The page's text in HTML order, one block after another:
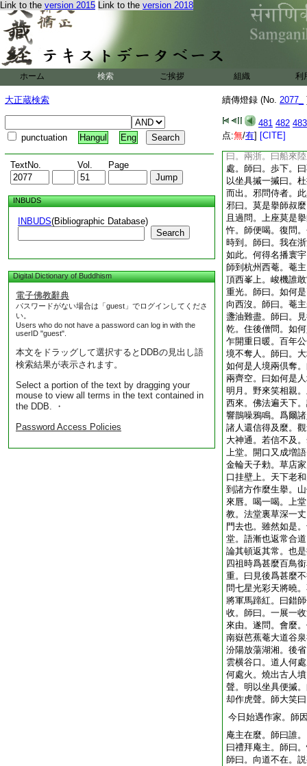
Link to the version 2015 Link to the version 2018
ホーム 検索 ご挨拶 組織 利
大正蔵検索
punctuation Hangul Eng
TextNo. Vol. Page
INBUDS
INBUDS(Bibliographic Database)
Search
Digital Dictionary of Buddhism
電子佛教辭典
パスワードがない場合は「guest」でログインしてくださ
い。
Users who do not have a password can log in with the
userID "guest".
本文をドラッグして選択するとDDBの見出し語
検索結果が表示されます。
Select a portion of the text by dragging your
mouse to view all terms in the text contained in
the DDB. ・
Password Access Policies
續傳燈録 (No. 2077_
481 482 483
点:無/有] [CITE]
群蛇。曰作麼生是
得。黄葉豈能遮。
邊月。潦倒搏桑沒
露作麼生。師曰。
曰那箇且從這箇作
四隣爭得知。曰上
須呈劍。不是詩人
一條紅線兩人牽。
保老兄未徹在。又
人死不知心。曰却
疊翠層。到琅邪覺
曰。兩浙。曰船來
處。師曰。歩下。
以坐具摵一摵曰。
而出。邪問侍者。
邪曰。莫是擧師叔
且過問。上座莫是
忤。師便喝。復問
時到。師曰。我在
如此。何得名播寰
師到杭州西菴。菴
頂西峯上。峻機誰
重光。師曰。如何
向西沒。師曰。菴
盞油難盡。師曰。
乾。住後僧問。如
乍開重日暖。百年
境不奪人。師曰。
如何是人境兩倶奪
兩齊空。曰如何是
明月。野來笑相親
西來。佛法遍天下
響鵲噪鴉鳴。爲爾
諸人還信得及麼。
大神通。若信不及
上堂。開口又成増
金輪天子勅。草店
口挂壁上。天下老
到諸方作麼生擧。
來唇。喝一喝。上
教。法堂裏草深一
門去也。雖然如是
堂。語漸也返常合
論其頓返其常。也
四祖時爲甚麼百鳥
重。曰見後爲甚麼
問七星光彩天將曉
將軍馬蹄紅。曰錯
收。師曰。一展一
來由。遂問。會麼
南嶽芭蕉菴大道谷
汾陽放蕩湖湘。後
雲横谷口。道人何
何處火。燒出古人
聲。明以坐具便摵
却作虎聲。師大笑
今日始遇作家。師
庵主在麼。師曰誰
曰禮拜庵主。師曰
師曰。向道不在。